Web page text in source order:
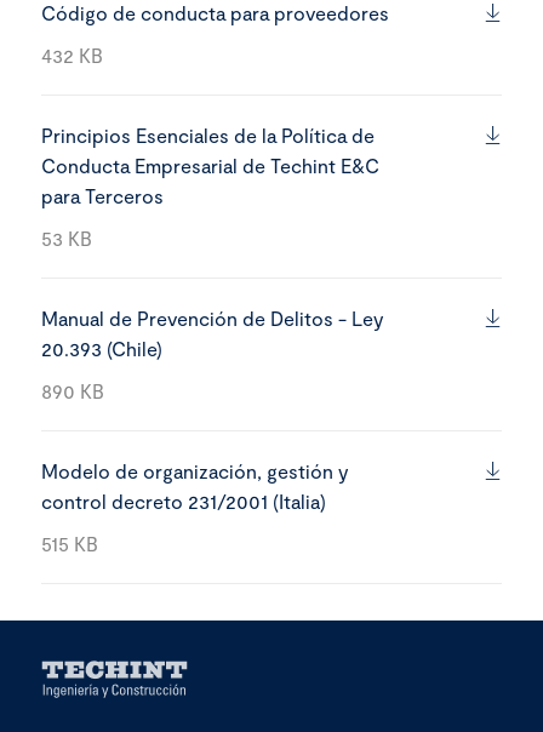
Código de conducta para proveedores
432 KB
Principios Esenciales de la Política de
Conducta Empresarial de Techint E&C
para Terceros
53 KB
Manual de Prevención de Delitos - Ley
20.393 (Chile)
890 KB
Modelo de organización, gestión y
control decreto 231/2001 (Italia)
515 KB